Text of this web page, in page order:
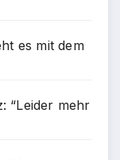
es mit dem
“Leider mehr